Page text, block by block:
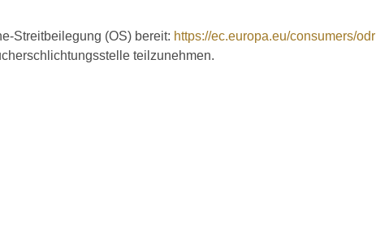
Streitbeilegung (OS) bereit: https://ec.europa.eu/consumers/odr
teilzunehmen.